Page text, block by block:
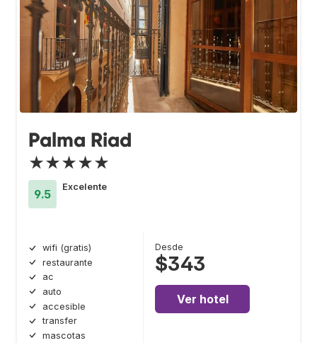
Palma Riad
★★★★★
9.5
Excelente
wifi (gratis)
restaurante
ac
auto
accesible
transfer
mascotas
Desde
$343
Ver hotel